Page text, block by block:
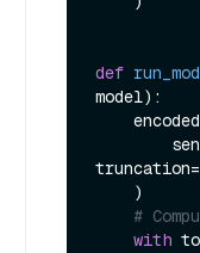
def
model):
truncation=
#
with